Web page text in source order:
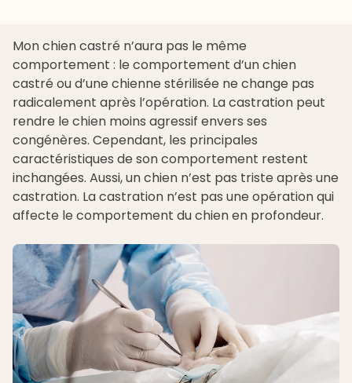
Mon chien castré n’aura pas le même
comportement : le comportement d’un chien
castré ou d’une chienne stérilisée ne change pas
radicalement après l’opération. La castration peut
rendre le chien moins agressif envers ses
congénères. Cependant, les principales
caractéristiques de son comportement restent
inchangées. Aussi, un chien n’est pas triste après une
castration. La castration n’est pas une opération qui
affecte le comportement du chien en profondeur.